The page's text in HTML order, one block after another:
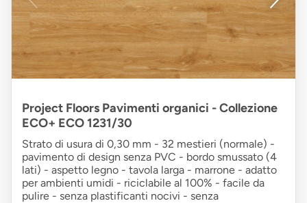
Project Floors Pavimenti organici - Collezione
ECO+ ECO 1231/30
Strato di usura di 0,30 mm - 32 mestieri (normale) -
pavimento di design senza PVC - bordo smussato (4
lati) - aspetto legno - tavola larga - marrone - adatto
per ambienti umidi - riciclabile al 100% - facile da
pulire - senza plastificanti nocivi - senza